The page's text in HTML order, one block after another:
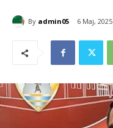
By admin05 6 Maj, 2025